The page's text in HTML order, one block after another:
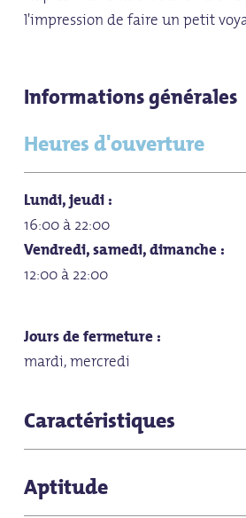
l'impression de faire un petit
Informations générales
Heures d'ouverture
Lundi, jeudi :
16:00 à 22:00
Vendredi, samedi, dimanche :
12:00 à 22:00
Jours de fermeture :
mardi, mercredi
Caractéristiques
favorable au vélo
Aptitude